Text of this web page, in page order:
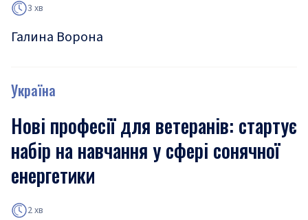
3 хв
Галина Ворона
Україна
Нові професії для ветеранів: стартує
набір на навчання у сфері сонячної
енергетики
2 хв